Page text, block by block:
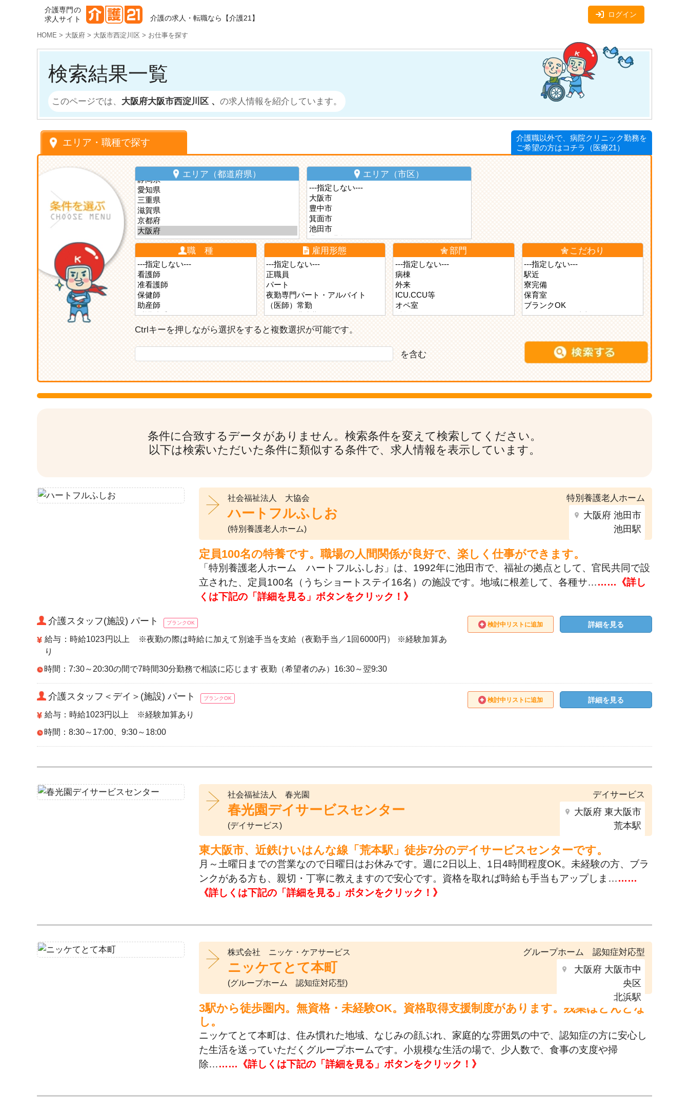
介護専門の
求人サイト
介護の求人・転職なら【介護21】 ログイン
HOME > 大阪府 > 大阪市西淀川区 > お仕事を探す
検索結果一覧
このページでは、 大阪府大阪市西淀川区 、 の求人情報を紹介しています。
介護職以外で、病院クリニック勤務を
ご希望の方はコチラ（医療21）
エリア・職種で探す
エリア（都道府県） エリア（市区）
職 種 雇用形態 部門 こだわり
Ctrlキーを押しながら選択をすると複数選択が可能です。
を含む
条件に合致するデータがありません。検索条件を変えて検索してください。
以下は検索いただいた条件に類似する条件で、求人情報を表示しています。
社会福祉法人 大協会
ハートフルふしお
(特別養護老人ホーム)
特別養護老人ホーム
大阪府 池田市
池田駅
定員100名の特養です。職場の人間関係が良好で、楽しく仕事ができます。
「特別養護老人ホーム ハートフルふしお」は、1992年に池田市で、福祉の拠点として、官民共同で設
立された、定員100名（うちショートステイ16名）の施設です。地域に根差して、各種サ………《詳し
くは下記の「詳細を見る」ボタンをクリック！》
介護スタッフ(施設) パート ブランクOK
給与：時給1023円以上 ※夜勤の際は時給に加えて別途手当を支給（夜勤手当／1回6000円） ※経験加算あ
り
時間：7:30～20:30の間で7時間30分勤務で相談に応じます 夜勤（希望者のみ）16:30～翌9:30
検討中リストに追加 詳細を見る
介護スタッフ＜デイ＞(施設) パート ブランクOK
給与：時給1023円以上 ※経験加算あり
時間：8:30～17:00、9:30～18:00
検討中リストに追加 詳細を見る
社会福祉法人 春光園
春光園デイサービスセンター
(デイサービス)
デイサービス
大阪府 東大阪市
荒本駅
東大阪市、近鉄けいはんな線「荒本駅」徒歩7分のデイサービスセンターです。
月～土曜日までの営業なので日曜日はお休みです。週に2日以上、1日4時間程度OK。未経験の方、ブラ
ンクがある方も、親切・丁寧に教えますので安心です。資格を取れば時給も手当もアップしま………
《詳しくは下記の「詳細を見る」ボタンをクリック！》
株式会社 ニッケ・ケアサービス
ニッケてとて本町
(グループホーム 認知症対応型)
グループホーム 認知症対応型
大阪府 大阪市中
央区
北浜駅
3駅から徒歩圏内。無資格・未経験OK。資格取得支援制度があります。残業ほどんどな
し。
ニッケてとて本町は、住み慣れた地域、なじみの顔ぶれ、家庭的な雰囲気の中で、認知症の方に安心し
た生活を送っていただくグループホームです。小規模な生活の場で、少人数で、食事の支度や掃
除………《詳しくは下記の「詳細を見る」ボタンをクリック！》